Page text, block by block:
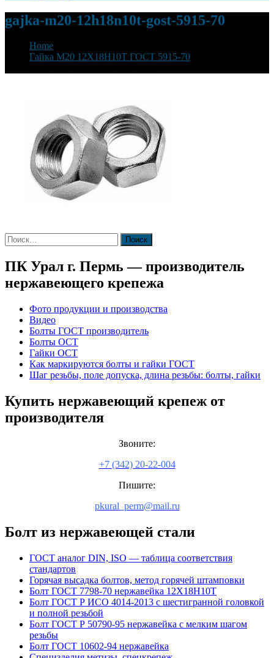
gajka-m20-12h18n10t-gost-5915-70
Home
Гайка М20 12Х18Н10Т ГОСТ 5915-70
Найти:
ПК Урал г. Пермь — производитель
нержавеющего крепежа
Фото продукции и производства
Видео
Болты ГОСТ производитель
Болты ОСТ
Гайки ОСТ
Как маркируются болты и гайки ГОСТ
Шаг резьбы, поле допуска, длина резьбы: болты, гайки
Купить нержавеющий крепеж от
производителя
Звоните:
+7 (342) 20-22-004
Пишите:
pkural_perm@mail.ru
Болт из нержавеющей стали
ГОСТ аналог DIN, ISO — таблица соответствия
стандартов
Горячая высадка болтов, метод горячей штамповки
Болт ГОСТ 7798-70 нержавейка 12Х18Н10Т
Болт ГОСТ Р ИСО 4014-2013 с шестигранной головкой
и полной резьбой
Болт ГОСТ Р 50790-95 нержавейка с мелким шагом
резьбы
Болт ГОСТ 10602-94 нержавейка